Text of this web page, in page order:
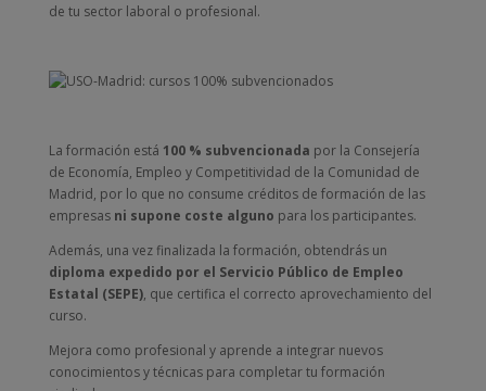
de tu sector laboral o profesional.
La formación está 100 % subvencionada por la Consejería
de Economía, Empleo y Competitividad de la Comunidad de
Madrid, por lo que no consume créditos de formación de las
empresas ni supone coste alguno para los participantes.
Además, una vez finalizada la formación, obtendrás un
diploma expedido por el Servicio Público de Empleo
Estatal (SEPE), que certifica el correcto aprovechamiento del
curso.
Mejora como profesional y aprende a integrar nuevos
conocimientos y técnicas para completar tu formación